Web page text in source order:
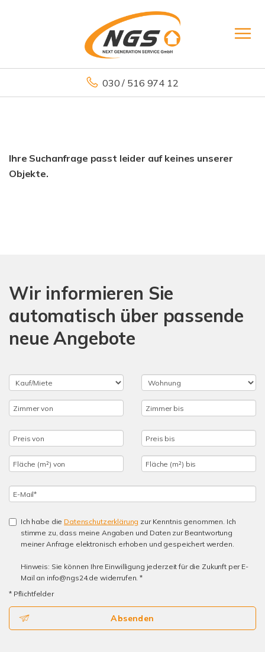
030 / 516 974 12
Ihre Suchanfrage passt leider auf keines unserer
Objekte.
Wir informieren Sie
automatisch über passende
neue Angebote
Ich habe die Datenschutzerklärung zur Kenntnis genommen. Ich
stimme zu, dass meine Angaben und Daten zur Beantwortung
meiner Anfrage elektronisch erhoben und gespeichert werden.
Hinweis: Sie können Ihre Einwilligung jederzeit für die Zukunft per E-
Mail an info@ngs24.de widerrufen. *
* Pflichtfelder
Absenden